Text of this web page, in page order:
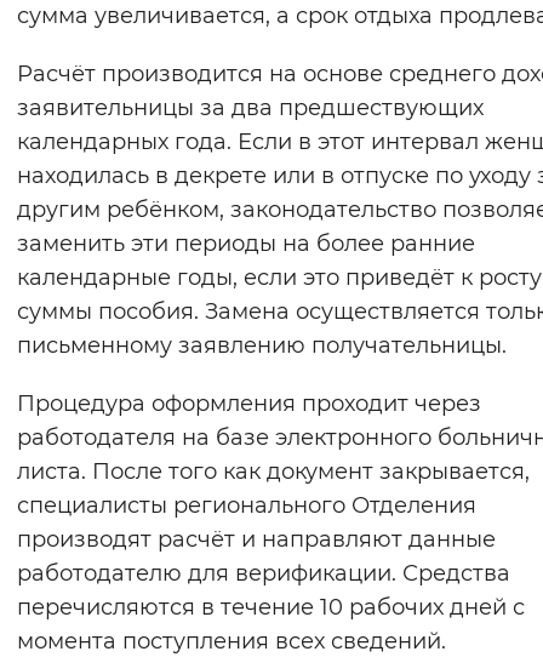
Воспроизвести Остановить
Вернуть стандартные настройки
сумма увеличивается, а срок отдыха
Расчёт производится на основе среднего
заявительницы за два предшествующих
календарных года. Если в этот интервал
находилась в декрете или в отпуске по уходу
другим ребёнком, законодательство
заменить эти периоды на более ранние
календарные годы, если это приведёт к росту
суммы пособия. Замена осуществляется
письменному заявлению получательницы.
Процедура оформления проходит через
работодателя на базе электронного
листа. После того как документ закрывается,
специалисты регионального Отделения
производят расчёт и направляют данные
работодателю для верификации. Средства
перечисляются в течение 10 рабочих дней с
момента поступления всех сведений.